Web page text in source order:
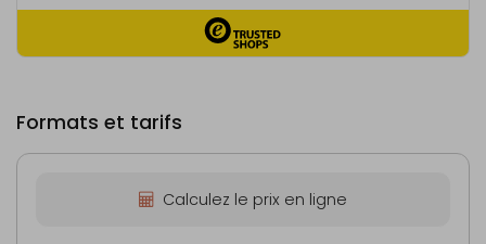
Formats et tarifs
Calculez le prix en ligne